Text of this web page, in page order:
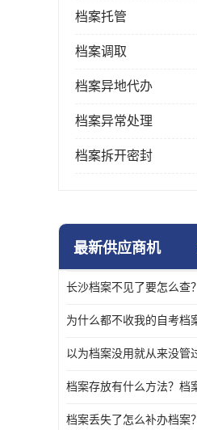
档案托管
档案调取
档案异地代办
档案异常处理
档案拆开密封
最新供应商机